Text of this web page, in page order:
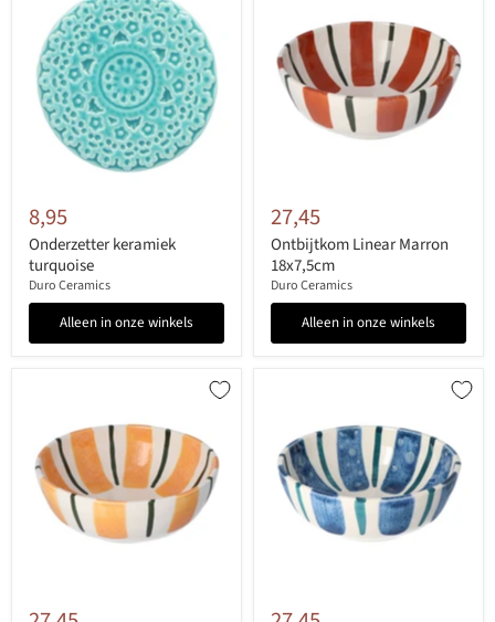
8,95
Onderzetter keramiek
turquoise
Duro Ceramics
Alleen in onze winkels
27,45
Ontbijtkom Linear Marron
18x7,5cm
Duro Ceramics
Alleen in onze winkels